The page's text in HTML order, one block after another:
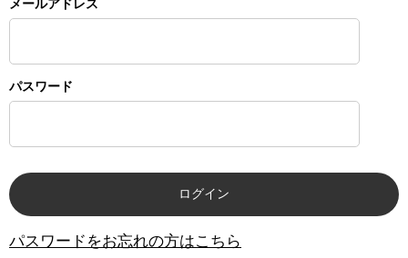
メールアドレス
パスワード
パスワードをお忘れの方はこちら